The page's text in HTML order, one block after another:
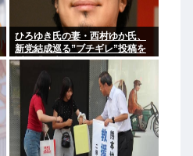
ひろゆき氏の妻・西村ゆか氏、
新党結成巡る”ブチギレ”投稿を
謝罪「配慮に欠けた行動でし
た」 夫婦で投稿